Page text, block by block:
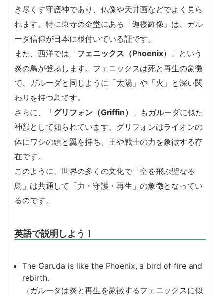
き尽くす守護神であり、仏像や天井画などでよく見ら
れます。特に東寺の金堂にある「迦楼羅像」は、ガル
ーダ信仰が日本に根付いている証です。
また、西洋では「フェニックス（Phoenix）
」という
炎の鳥が登場します。フェニックスは死と再生の象徴
で、ガルーダと同じように「太陽」や「火」と深い関
わりを持つ鳥です。
さらに、「グリフォン（Griffin）
」もガルーダに似た
神獣として知られています。グリフォンはライオンの
体にワシの頭と翼を持ち、王や戦士の力を象徴する存
在です。
このように、世界の多くの文化で「空を飛ぶ聖なる
鳥」は共通して「力・守護・再生」の象徴となってい
るのです。
英語で説明しよう！
The Garuda is like the Phoenix, a bird of fire and
rebirth.
（ガルーダは炎と再生を象徴するフェニックスに似